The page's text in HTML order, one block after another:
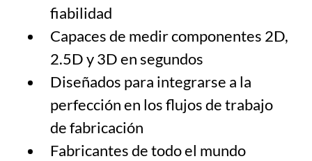
fiabilidad
Capaces de medir componentes 2D,
2.5D y 3D en segundos
Diseñados para integrarse a la
perfección en los flujos de trabajo
de fabricación
Fabricantes de todo el mundo